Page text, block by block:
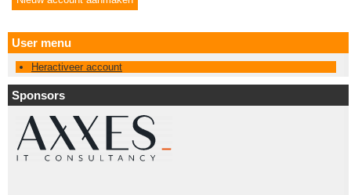
User menu
Heractiveer account
Sponsors